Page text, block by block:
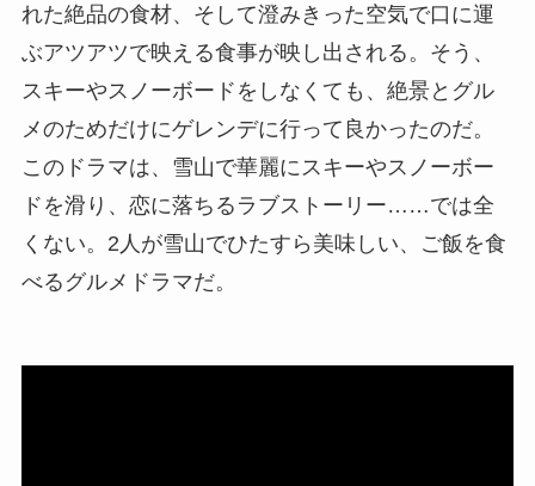
れた絶品の食材、そして澄みきった空気で口に運
ぶアツアツで映える食事が映し出される。そう、
スキーやスノーボードをしなくても、絶景とグル
メのためだけにゲレンデに行って良かったのだ。
このドラマは、雪山で華麗にスキーやスノーボー
ドを滑り、恋に落ちるラブストーリー……では全
くない。2人が雪山でひたすら美味しい、ご飯を食
べるグルメドラマだ。